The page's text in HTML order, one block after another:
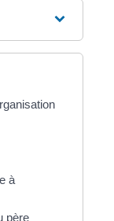
à
père